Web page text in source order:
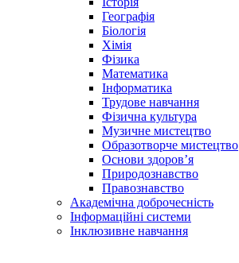
Географія
Біологія
Хімія
Фізика
Математика
Інформатика
Трудове навчання
Фізична культура
Музичне мистецтво
Образотворче мистецтво
Основи здоров’я
Природознавство
Правознавство
Академічна доброчесність
Інформаційні системи
Інклюзивне навчання